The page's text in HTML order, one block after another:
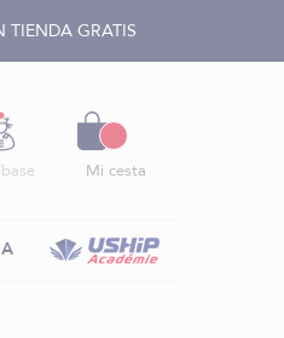
TIENDA GRATIS
Mi cesta